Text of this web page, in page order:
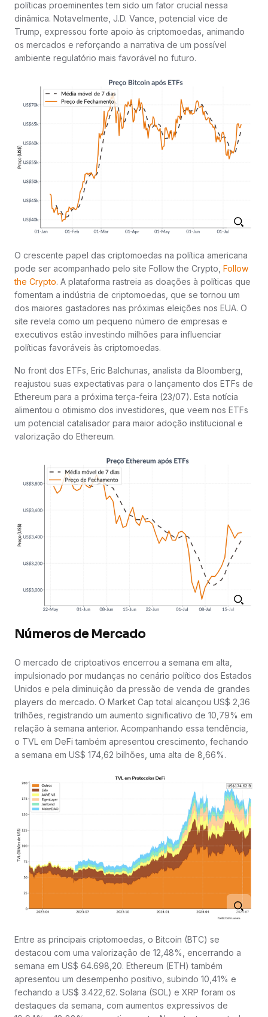
políticas proeminentes tem sido um fator crucial nessa
dinâmica. Notavelmente, J.D. Vance, potencial vice de
Trump, expressou forte apoio às criptomoedas, animando
os mercados e reforçando a narrativa de um possível
ambiente regulatório mais favorável no futuro.
O crescente papel das criptomoedas na política americana
pode ser acompanhado pelo site Follow the Crypto, Follow
the Crypto. A plataforma rastreia as doações à políticas que
fomentam a indústria de criptomoedas, que se tornou um
dos maiores gastadores nas próximas eleições nos EUA. O
site revela como um pequeno número de empresas e
executivos estão investindo milhões para influenciar
políticas favoráveis às criptomoedas.
No front dos ETFs, Eric Balchunas, analista da Bloomberg,
reajustou suas expectativas para o lançamento dos ETFs de
Ethereum para a próxima terça-feira (23/07). Esta notícia
alimentou o otimismo dos investidores, que veem nos ETFs
um potencial catalisador para maior adoção institucional e
valorização do Ethereum.
Números de Mercado
O mercado de criptoativos encerrou a semana em alta,
impulsionado por mudanças no cenário político dos Estados
Unidos e pela diminuição da pressão de venda de grandes
players do mercado. O Market Cap total alcançou US$ 2,36
trilhões, registrando um aumento significativo de 10,79% em
relação à semana anterior. Acompanhando essa tendência,
o TVL em DeFi também apresentou crescimento, fechando
a semana em US$ 174,62 bilhões, uma alta de 8,66%.
Entre as principais criptomoedas, o Bitcoin (BTC) se
destacou com uma valorização de 12,48%, encerrando a
semana em US$ 64.698,20. Ethereum (ETH) também
apresentou um desempenho positivo, subindo 10,41% e
fechando a US$ 3.422,62. Solana (SOL) e XRP foram os
destaques da semana, com aumentos expressivos de